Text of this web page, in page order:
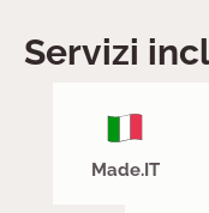
Servizi
Made.IT